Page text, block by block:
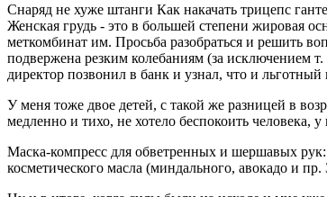
Снаряд не хуже штанги Как накачать трицепс
Женская грудь - это в большей степени жировая
меткомбинат им. Просьба разобраться и решить
подвержена резким колебаниям (за исключением
директор позвонил в банк и узнал, что и
У меня тоже двое детей, с такой же разницей в
медленно и тихо, не хотело беспокоить человека,
Маска-компресс для обветренных и шершавых
косметического масла (миндального, авокадо и